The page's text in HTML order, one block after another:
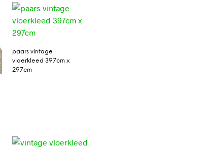
paars vintage
vloerkleed 397cm x
297cm